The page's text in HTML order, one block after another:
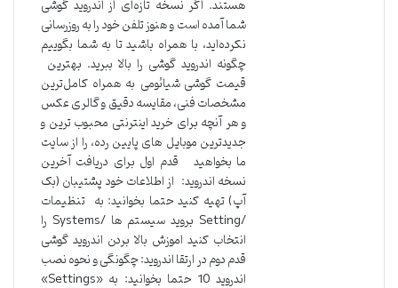
هستند. اگر نسخه تازه‌ای از اندروید گوشی
شما آمده است و هنوز تلفن خود را به روزرسانی
نکرده‌اید، با همراه باشید تا به شما بگوییم
چگونه اندروید گوشی را بالا ببرید. بهترین
قیمت گوشی شیائومی به همراه کامل‌ترین
مشخصات فنی، مقایسه دقیق و گالری عکس
و هر آنچه برای خرید اینترنتی محبوب ترین و
جدیدترین موبایل های پایین رده، را از سایت
ما بخواهید قدم اول برای دریافت آخرین
نسخه اندروید: از اطلاعات خود پشتیبان (بک
آپ) تهیه کنید حتما بخوانید: به تنظیمات
/Setting بروید سیستم ها /Systems را
انتخاب کنید اموزش بالا بردن اندروید گوشی
قدم دوم در ارتقا اندروید: چگونگی و نحوه نصب
اندروید 10 حتما بخوانید: به «Settings»